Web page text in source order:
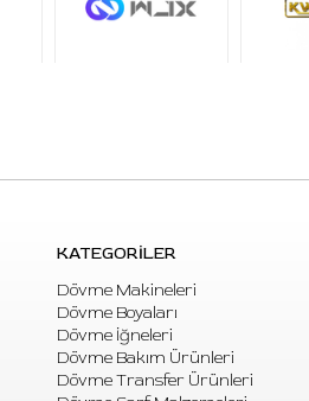
KATEGORİLER
Dövme Makineleri
Dövme Boyaları
Dövme İğneleri
Dövme Bakım Ürünleri
Dövme Transfer Ürünleri